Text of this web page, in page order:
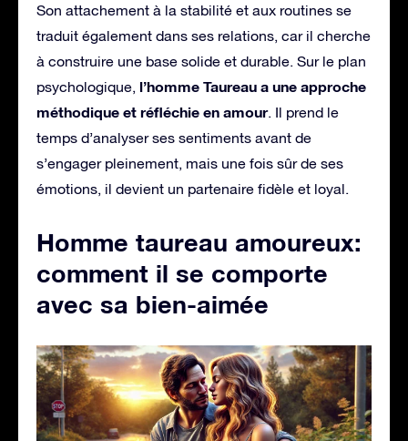
Son attachement à la stabilité et aux routines se
traduit également dans ses relations, car il cherche
à construire une base solide et durable. Sur le plan
psychologique, l’homme Taureau a une approche
méthodique et réfléchie en amour. Il prend le
temps d’analyser ses sentiments avant de
s’engager pleinement, mais une fois sûr de ses
émotions, il devient un partenaire fidèle et loyal.
Homme taureau amoureux:
comment il se comporte
avec sa bien-aimée